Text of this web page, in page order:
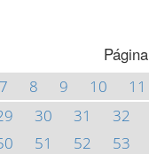
Página
7 8 9 10 11
30 31 32
51 52 53